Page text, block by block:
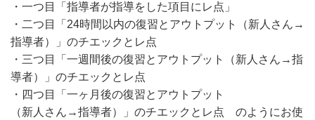
・一つ目「指導者が指導をした項目にレ点」
・二つ目「24時間以内の復習とアウトプット（新人さん→
指導者）」のチエックとレ点
・三つ目「一週間後の復習とアウトプット（新人さん→指
導者）」のチエックとレ点
・四つ目「一ヶ月後の復習とアウトプット
（新人さん→指導者）」のチエックとレ点 のようにお使